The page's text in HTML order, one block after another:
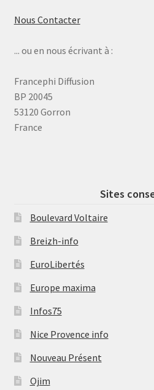
Nous Contacter
... ou en nous écrivant à :
Francephi Diffusion
BP 20045
53120 Gorron
France
Sites
Boulevard Voltaire
Breizh-info
EuroLibertés
Europe maxima
Infos75
Nice Provence info
Nouveau Présent
Ojim